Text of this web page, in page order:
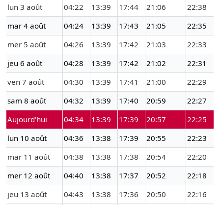
lun 3 août 04:22 13:39 17:44 21:06
22:38
mar 4 août
04:24 13:39 17:43 21:05
22:35
mer 5 août
04:26 13:39 17:42 21:03
22:33
jeu 6 août
04:28 13:39 17:42 21:02
22:31
ven 7 août
04:30 13:39 17:41 21:00
22:29
sam 8 août
04:32 13:39 17:40 20:59
22:27
Aujourd'hui
04:34 13:39 17:39 20:57
22:25
lun 10 août
04:36 13:38 17:39 20:55
22:23
mar 11 août
04:38 13:38 17:38 20:54
22:20
mer 12 août
04:40 13:38 17:37 20:52
22:18
jeu 13 août
04:43 13:38 17:36 20:50
22:16